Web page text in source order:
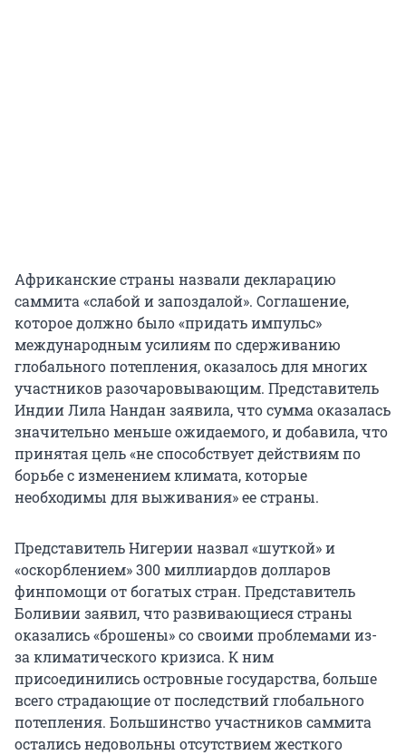
Африканские страны назвали декларацию
саммита «слабой и запоздалой». Соглашение,
которое должно было «придать импульс»
международным усилиям по сдерживанию
глобального потепления, оказалось для многих
участников разочаровывающим. Представитель
Индии Лила Нандан заявила, что сумма оказалась
значительно меньше ожидаемого, и добавила, что
принятая цель «не способствует действиям по
борьбе с изменением климата, которые
необходимы для выживания» ее страны.
Представитель Нигерии назвал «шуткой» и
«оскорблением» 300 миллиардов долларов
финпомощи от богатых стран. Представитель
Боливии заявил, что развивающиеся страны
оказались «брошены» со своими проблемами из-
за климатического кризиса. К ним
присоединились островные государства, больше
всего страдающие от последствий глобального
потепления. Большинство участников саммита
остались недовольны отсутствием жесткого